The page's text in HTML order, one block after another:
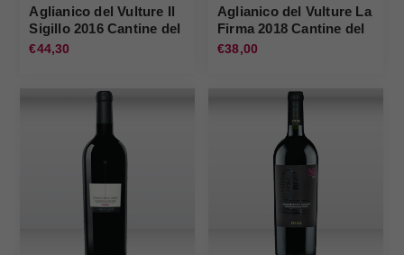
Aglianico del Vulture Il
Sigillo 2016 Cantine del
Notaio
€44,30
Aglianico del Vulture La
Firma 2018 Cantine del
Notaio
€38,00